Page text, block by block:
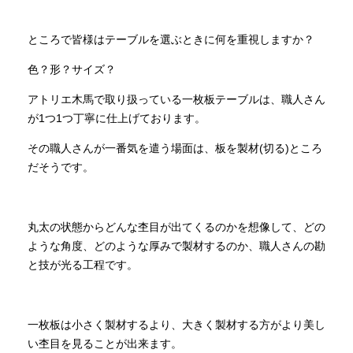
ところで皆様はテーブルを選ぶときに何を重視しますか？
色？形？サイズ？
アトリエ木馬で取り扱っている一枚板テーブルは、職人さん
が1つ1つ丁寧に仕上げております。
その職人さんが一番気を遣う場面は、板を製材(切る)ところ
だそうです。
丸太の状態からどんな杢目が出てくるのかを想像して、どの
ような角度、どのような厚みで製材するのか、職人さんの勘
と技が光る工程です。
一枚板は小さく製材するより、大きく製材する方がより美し
い杢目を見ることが出来ます。